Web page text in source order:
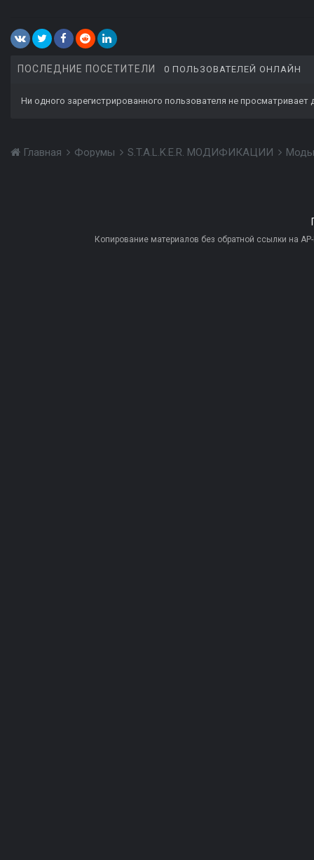
ПОСЛЕДНИЕ ПОСЕТИТЕЛИ 0 ПОЛЬЗОВАТЕЛЕЙ ОНЛАЙН
Ни одного зарегистрированного пользователя не просматривает
Главная Форумы S.T.A.L.K.E.R. МОДИФИКАЦИИ
Копирование материалов без обратной ссылки на